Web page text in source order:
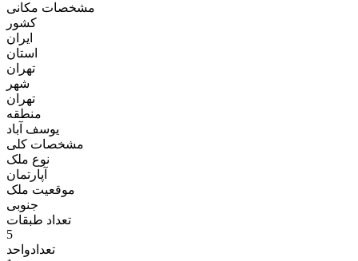
مشخصات مکانی
کشور
ایران
استان
تهران
شهر
تهران
منطقه
یوسف آباد
مشخصات کلی
نوع ملک
آپارتمان
موقعیت ملک
جنوبی
تعداد طبقات
5
تعدادواحد